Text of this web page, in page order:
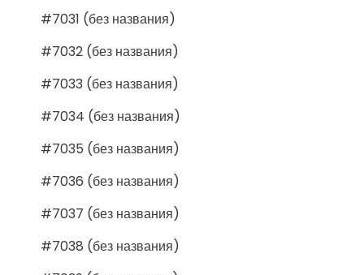
#7031 (без названия)
#7032 (без названия)
#7033 (без названия)
#7034 (без названия)
#7035 (без названия)
#7036 (без названия)
#7037 (без названия)
#7038 (без названия)